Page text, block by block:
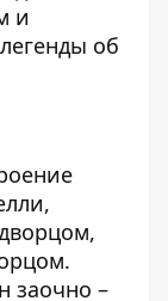
и
об
заочно –